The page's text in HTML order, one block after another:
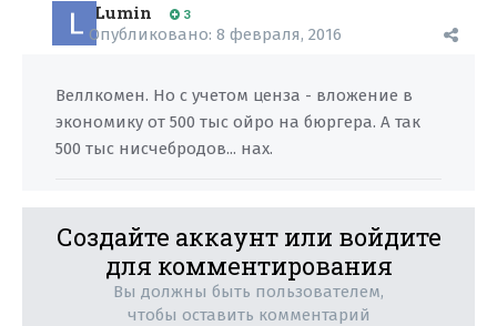
Lumin 3
Опубликовано: 8 февраля, 2016
Веллкомен. Но с учетом ценза - вложение в
экономику от 500 тыс ойро на бюргера. А так
500 тыс нисчебродов... нах.
Создайте аккаунт или войдите
для комментирования
Вы должны быть пользователем,
чтобы оставить комментарий